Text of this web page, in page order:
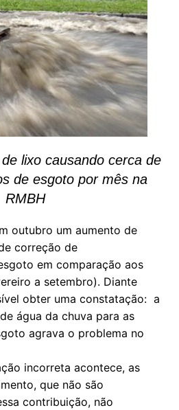
lixo causando cerca de
de esgoto por mês na
RMBH
outubro um aumento de
correção de
em comparação aos
a setembro). Diante
obter uma constatação: a
água da chuva para as
agrava o problema no
incorreta acontece, as
que não são
contribuição, não